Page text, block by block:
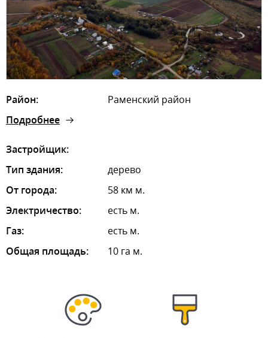
Район:
Раменский район
Подробнее
Застройщик:
Тип здания:
дерево
От города:
58 км м.
Электричество:
есть м.
Газ:
есть м.
Общая площадь:
10 га м.